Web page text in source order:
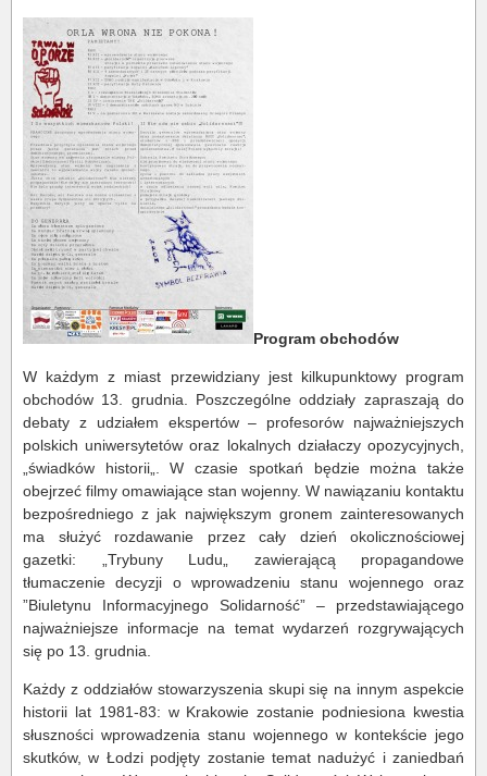
Program obchodów
W każdym z miast przewidziany jest kilkupunktowy program
obchodów 13. grudnia. Poszczególne oddziały zapraszają do
debaty z udziałem ekspertów – profesorów najważniejszych
polskich uniwersytetów oraz lokalnych działaczy opozycyjnych,
„świadków historii„. W czasie spotkań będzie można także
obejrzeć filmy omawiające stan wojenny. W nawiązaniu kontaktu
bezpośredniego z jak największym gronem zainteresowanych
ma służyć rozdawanie przez cały dzień okolicznościowej
gazetki: „Trybuny Ludu„ zawierającą propagandowe
tłumaczenie decyzji o wprowadzeniu stanu wojennego oraz
”Biuletynu Informacyjnego Solidarność” – przedstawiającego
najważniejsze informacje na temat wydarzeń rozgrywających
się po 13. grudnia.
Każdy z oddziałów stowarzyszenia skupi się na innym aspekcie
historii lat 1981-83: w Krakowie zostanie podniesiona kwestia
słuszności wprowadzenia stanu wojennego w kontekście jego
skutków, w Łodzi podjęty zostanie temat nadużyć i zaniedbań